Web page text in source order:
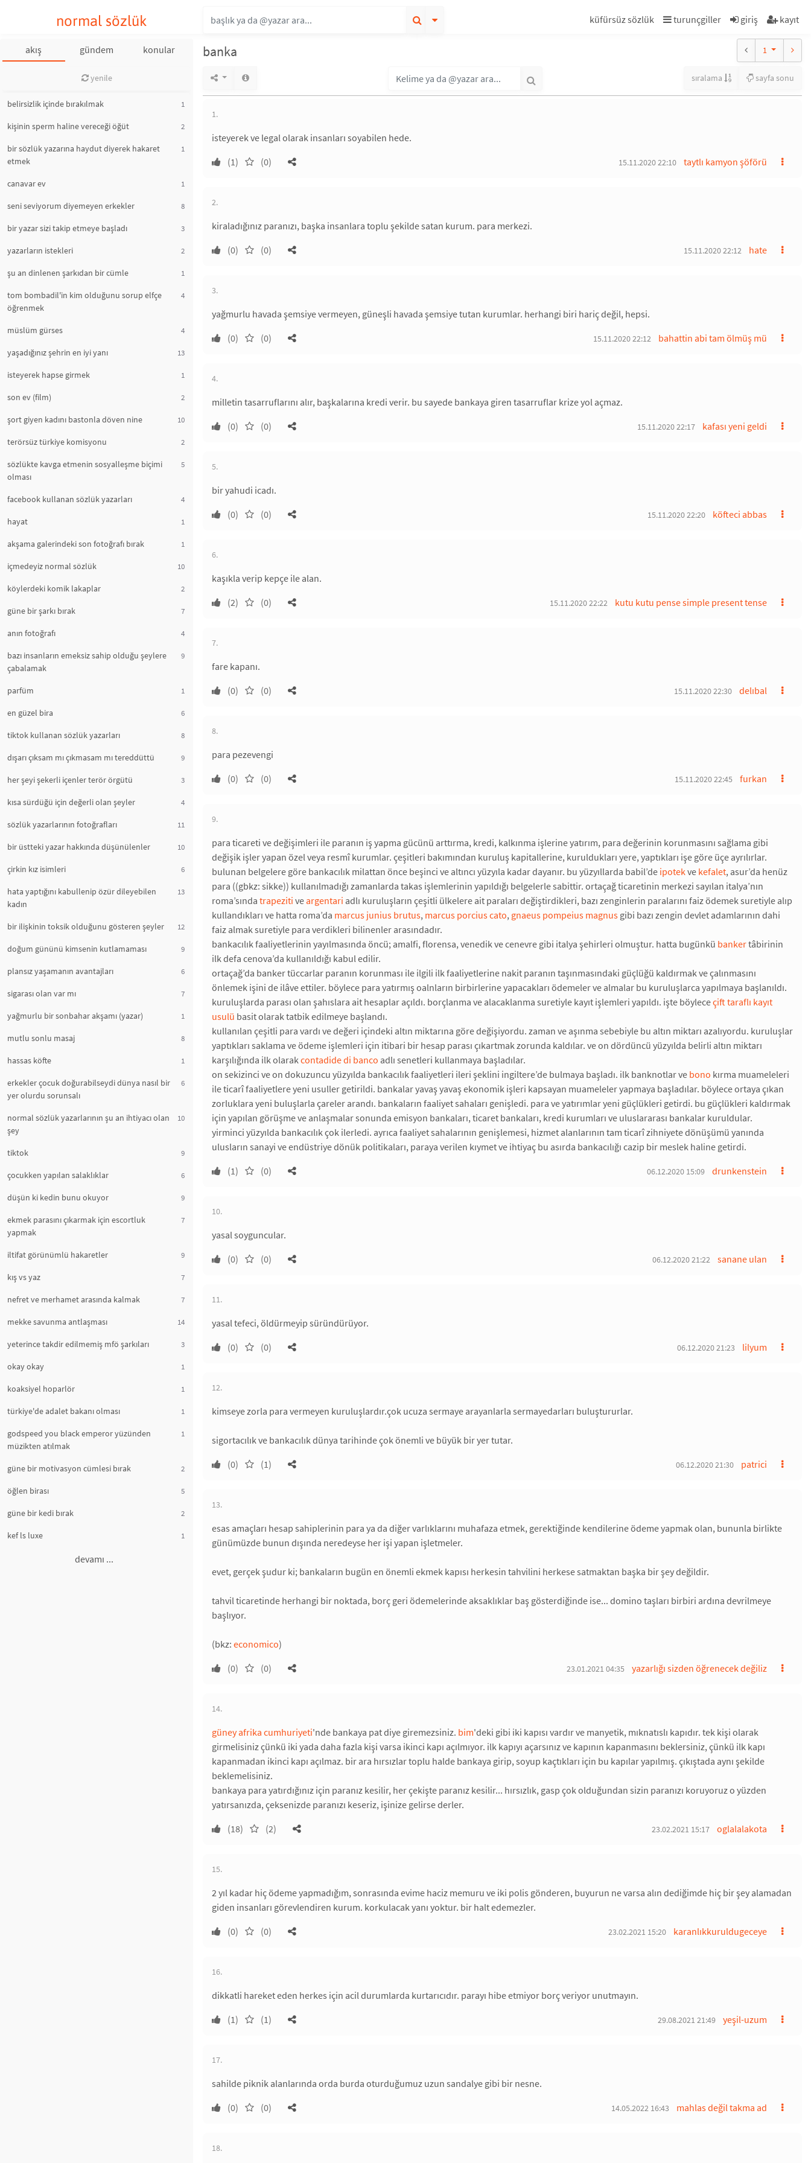
normal sözlük küfürsüz sözlük turunçgiller giriş kayıt
akış gündem konular
yenile
belirsizlik içinde bırakılmak 1
kişinin sperm haline vereceği öğüt 2
bir sözlük yazarına haydut diyerek hakaret
etmek
1
canavar ev 1
seni seviyorum diyemeyen erkekler 8
bir yazar sizi takip etmeye başladı 3
yazarların istekleri 2
şu an dinlenen şarkıdan bir cümle 1
tom bombadil'in kim olduğunu sorup elfçe
öğrenmek
4
müslüm gürses 4
yaşadığınız şehrin en iyi yanı 13
isteyerek hapse girmek 1
son ev (film) 2
şort giyen kadını bastonla döven nine 10
terörsüz türkiye komisyonu 2
sözlükte kavga etmenin sosyalleşme biçimi
olması
5
facebook kullanan sözlük yazarları 4
hayat 1
akşama galerindeki son fotoğrafı bırak 1
içmedeyiz normal sözlük 10
köylerdeki komik lakaplar 2
güne bir şarkı bırak 7
anın fotoğrafı 4
bazı insanların emeksiz sahip olduğu şeylere
çabalamak
9
parfüm 1
en güzel bira 6
tiktok kullanan sözlük yazarları 8
dışarı çıksam mı çıkmasam mı tereddüttü 9
her şeyi şekerli içenler terör örgütü 3
kısa sürdüğü için değerli olan şeyler 4
sözlük yazarlarının fotoğrafları 11
bir üstteki yazar hakkında düşünülenler 10
çirkin kız isimleri 6
hata yaptığını kabullenip özür dileyebilen
kadın
13
bir ilişkinin toksik olduğunu gösteren şeyler 12
doğum gününü kimsenin kutlamaması 9
plansız yaşamanın avantajları 6
sigarası olan var mı 7
yağmurlu bir sonbahar akşamı (yazar) 1
mutlu sonlu masaj 8
hassas köfte 1
erkekler çocuk doğurabilseydi dünya nasıl bir
yer olurdu sorunsalı
6
normal sözlük yazarlarının şu an ihtiyacı olan
şey
10
tiktok 9
çocukken yapılan salaklıklar 6
düşün ki kedin bunu okuyor 9
ekmek parasını çıkarmak için escortluk
yapmak
7
iltifat görünümlü hakaretler 9
kış vs yaz 7
nefret ve merhamet arasında kalmak 7
mekke savunma antlaşması 14
yeterince takdir edilmemiş mfö şarkıları 3
okay okay 1
koaksiyel hoparlör 1
türkiye'de adalet bakanı olması 1
godspeed you black emperor yüzünden
müzikten atılmak
1
güne bir motivasyon cümlesi bırak 2
öğlen birası 5
güne bir kedi bırak 2
kef ls luxe 1
devamı ...
banka 1
sıralama sayfa sonu
1.
isteyerek ve legal olarak insanları soyabilen hede.
(1)
(0) taytlı kamyon şöförü
15.11.2020 22:10
2.
kiraladığınız paranızı, başka insanlara toplu şekilde satan kurum. para merkezi.
(0)
(0) hate
15.11.2020 22:12
3.
yağmurlu havada şemsiye vermeyen, güneşli havada şemsiye tutan kurumlar. herhangi biri hariç değil, hepsi.
(0)
(0) bahattin abi tam ölmüş mü
15.11.2020 22:12
4.
milletin tasarruflarını alır, başkalarına kredi verir. bu sayede bankaya giren tasarruflar krize yol açmaz.
(0)
(0) kafası yeni geldi
15.11.2020 22:17
5.
bir yahudi icadı.
(0)
(0) köfteci abbas
15.11.2020 22:20
6.
kaşıkla verip kepçe ile alan.
(2)
(0) kutu kutu pense simple present tense
15.11.2020 22:22
7.
fare kapanı.
(0)
(0) delıbal
15.11.2020 22:30
8.
para pezevengi
(0)
(0) furkan
15.11.2020 22:45
9.
para ticareti ve değişimleri ile paranın iş yapma gücünü arttırma, kredi, kalkınma işlerine yatırım, para değerinin korunmasını sağlama gibi
değişik işler yapan özel veya resmî kurumlar. çeşitleri bakımından kuruluş kapitallerine, kuruldukları yere, yaptıkları işe göre üçe ayrılırlar.
bulunan belgelere göre bankacılık milattan önce beşinci ve altıncı yüzyıla kadar dayanır. bu yüzyıllarda babil’de ipotekve kefalet, asur’da henüz
para ((gbkz: sikke)) kullanılmadığı zamanlarda takas işlemlerinin yapıldığı belgelerle sabittir. ortaçağ ticaretinin merkezi sayılan italya’nın
roma’sında trapeziti veargentari adlı kuruluşların çeşitli ülkelere ait paraları değiştirdikleri, bazı zenginlerin paralarını faiz ödemek suretiyle alıp
kullandıkları ve hatta roma’da marcus junius brutus, marcus porcius cato, gnaeus pompeius magnus gibi bazı zengin devlet adamlarının dahi
faiz almak suretiyle para verdikleri bilinenler arasındadır.
bankacılık faaliyetlerinin yayılmasında öncü; amalfi, florensa, venedik ve cenevre gibi italya şehirleri olmuştur. hatta bugünkü bankertâbirinin
ilk defa cenova’da kullanıldığı kabul edilir.
ortaçağ’da banker tüccarlar paranın korunması ile ilgili ilk faaliyetlerine nakit paranın taşınmasındaki güçlüğü kaldırmak ve çalınmasını
önlemek işini de ilâve ettiler. böylece para yatırmış oalnların birbirlerine yapacakları ödemeler ve almalar bu kuruluşlarca yapılmaya başlanıldı.
kuruluşlarda parası olan şahıslara ait hesaplar açıldı. borçlanma ve alacaklanma suretiyle kayıt işlemleri yapıldı. işte böyleceçift taraflı kayıt
usulü basit olarak tatbik edilmeye başlandı.
kullanılan çeşitli para vardı ve değeri içindeki altın miktarına göre değişiyordu. zaman ve aşınma sebebiyle bu altın miktarı azalıyordu. kuruluşlar
yaptıkları saklama ve ödeme işlemleri için itibari bir hesap parası çıkartmak zorunda kaldılar. ve on dördüncü yüzyılda belirli altın miktarı
karşılığında ilk olarakcontadide di banco adlı senetleri kullanmaya başladılar.
on sekizinci ve on dokuzuncu yüzyılda bankacılık faaliyetleri ileri şeklini ingiltere’de bulmaya başladı. ilk banknotlar ve bono kırma muameleleri
ile ticarî faaliyetlere yeni usuller getirildi. bankalar yavaş yavaş ekonomik işleri kapsayan muameleler yapmaya başladılar. böylece ortaya çıkan
zorluklara yeni buluşlarla çareler arandı. bankaların faaliyet sahaları genişledi. para ve yatırımlar yeni güçlükleri getirdi. bu güçlükleri kaldırmak
için yapılan görüşme ve anlaşmalar sonunda emisyon bankaları, ticaret bankaları, kredi kurumları ve uluslararası bankalar kuruldular.
yirminci yüzyılda bankacılık çok ilerledi. ayrıca faaliyet sahalarının genişlemesi, hizmet alanlarının tam ticarî zihniyete dönüşümü yanında
ulusların sanayi ve endüstriye dönük politikaları, paraya verilen kıymet ve ihtiyaç bu asırda bankacılığı cazip bir meslek haline getirdi.
(1)
(0) drunkenstein
06.12.2020 15:09
10.
yasal soyguncular.
(0)
(0) sanane ulan
06.12.2020 21:22
11.
yasal tefeci, öldürmeyip süründürüyor.
(0)
(0) lilyum
06.12.2020 21:23
12.
kimseye zorla para vermeyen kuruluşlardır.çok ucuza sermaye arayanlarla sermayedarları buluştururlar.
sigortacılık ve bankacılık dünya tarihinde çok önemli ve büyük bir yer tutar.
(0)
(1) patrici
06.12.2020 21:30
13.
esas amaçları hesap sahiplerinin para ya da diğer varlıklarını muhafaza etmek, gerektiğinde kendilerine ödeme yapmak olan, bununla birlikte
günümüzde bunun dışında neredeyse her işi yapan işletmeler.
evet, gerçek şudur ki; bankaların bugün en önemli ekmek kapısı herkesin tahvilini herkese satmaktan başka bir şey değildir.
tahvil ticaretinde herhangi bir noktada, borç geri ödemelerinde aksaklıklar baş gösterdiğinde ise... domino taşları birbiri ardına devrilmeye
başlıyor.
(bkz: economico)
(0)
(0) yazarlığı sizden öğrenecek değiliz
23.01.2021 04:35
14.
güney afrika cumhuriyeti'nde bankaya pat diye giremezsiniz. bim'deki gibi iki kapısı vardır ve manyetik, mıknatıslı kapıdır. tek kişi olarak
girmelisiniz çünkü iki yada daha fazla kişi varsa ikinci kapı açılmıyor. ilk kapıyı açarsınız ve kapının kapanmasını beklersiniz, çünkü ilk kapı
kapanmadan ikinci kapı açılmaz. bir ara hırsızlar toplu halde bankaya girip, soyup kaçtıkları için bu kapılar yapılmış. çıkıştada aynı şekilde
beklemelisiniz.
bankaya para yatırdığınız için paranız kesilir, her çekişte paranız kesilir... hırsızlık, gasp çok olduğundan sizin paranızı koruyoruz o yüzden
yatırsanızda, çeksenizde paranızı keseriz, işinize gelirse derler.
(18)
(2) oglalalakota
23.02.2021 15:17
15.
2 yıl kadar hiç ödeme yapmadığım, sonrasında evime haciz memuru ve iki polis gönderen, buyurun ne varsa alın dediğimde hiç bir şey alamadan
giden insanları görevlendiren kurum. korkulacak yanı yoktur. bir halt edemezler.
(0)
(0) karanlıkkuruldugeceye
23.02.2021 15:20
16.
dikkatli hareket eden herkes için acil durumlarda kurtarıcıdır. parayı hibe etmiyor borç veriyor unutmayın.
(1)
(1) yeşil-uzum
29.08.2021 21:49
17.
sahilde piknik alanlarında orda burda oturduğumuz uzun sandalye gibi bir nesne.
(0)
(0) mahlas değil takma ad
14.05.2022 16:43
18.